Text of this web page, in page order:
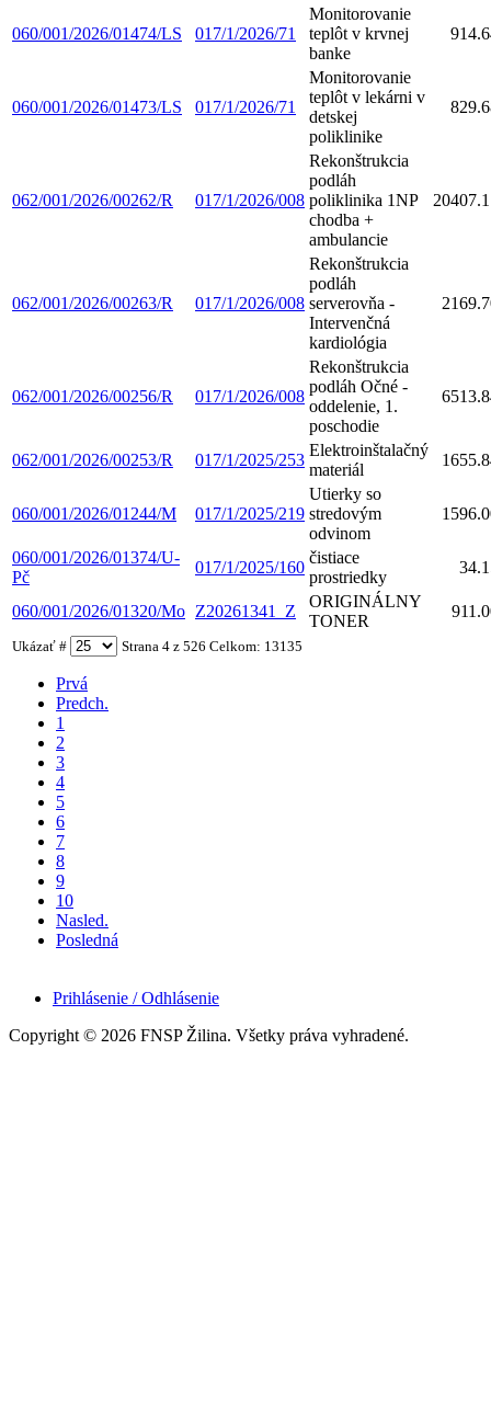
Ukázať # Strana 4 z 526 Celkom: 13135
Prvá
Predch.
1
2
3
4
5
6
7
8
9
10
Nasled.
Posledná
060/001/2026/01474/LS 017/1/2026/71
Monitorovanie
teplôt v krvnej
banke
060/001/2026/01473/LS 017/1/2026/71
Monitorovanie
teplôt v lekárni v
detskej
poliklinike
062/001/2026/00262/R 017/1/2026/008
Rekonštrukcia
podláh
poliklinika 1NP
chodba +
ambulancie
062/001/2026/00263/R 017/1/2026/008
Rekonštrukcia
podláh
serverovňa -
Intervenčná
kardiológia
062/001/2026/00256/R 017/1/2026/008
Rekonštrukcia
podláh Očné -
oddelenie, 1.
poschodie
062/001/2026/00253/R 017/1/2025/253
Elektroinštalačný
materiál
060/001/2026/01244/M 017/1/2025/219
Utierky so
stredovým
odvinom
060/001/2026/01374/U-
Pč
017/1/2025/160
čistiace
prostriedky
060/001/2026/01320/Mo Z20261341_Z
ORIGINÁLNY
TONER
Prihlásenie / Odhlásenie
Copyright © 2026 FNSP Žilina. Všetky práva vyhradené.